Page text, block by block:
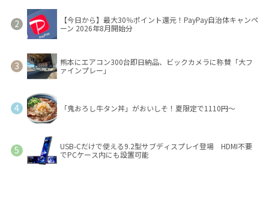
【今日から】最大30％ポイント還元！PayPay自治体キャンペ
ーン 2026年8月開始分
熊本にエアコン300台即日納品、ビックカメラに称賛「大フ
ァインプレー」
「鬼おろし牛タン丼」がおいしそ！夏限定で1110円～
USB-Cだけで使える9.2型サブディスプレイ登場 HDMI不要
でPCケース内にも設置可能